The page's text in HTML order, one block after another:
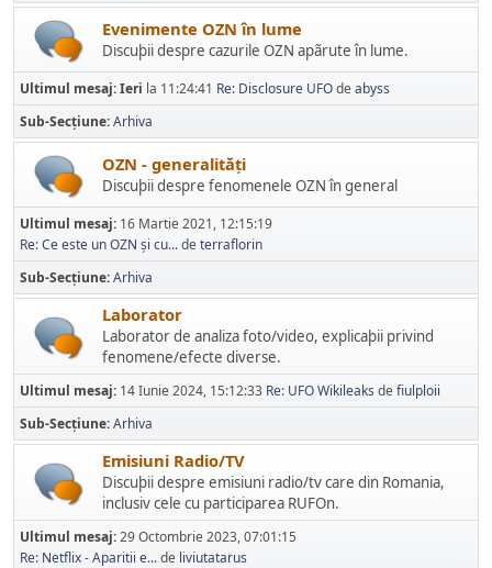
Evenimente OZN în lume
Discuþii despre cazurile OZN apãrute în lume.
Ultimul mesaj:Ieri la 11:24:41 Re: Disclosure UFOde abyss
Sub-Secțiune Arhiva
OZN - generalități
Discuþii despre fenomenele OZN în general
Ultimul mesaj: 16 Martie 2021, 12:15:19
Re: Ce este un OZN și cu...de terraflorin
Sub-Secțiune Arhiva
Laborator
Laborator de analiza foto/video, explicaþii privind
fenomene/efecte diverse.
Ultimul mesaj: 14 Iunie 2024, 15:12:33 Re: UFO Wikileaks de fiulploii
Sub-Secțiune Arhiva
Emisiuni Radio/TV
Discuþii despre emisiuni radio/tv care din Romania,
inclusiv cele cu participarea RUFOn.
Ultimul mesaj:29 Octombrie 2023, 07:01:15
Re: Netflix - Aparitii e...de liviutatarus